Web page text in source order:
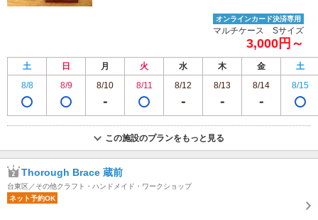
オンラインカード決済専用
マルチケース Sサイズ
3,000円～
土 日 月 火 水 木 金
土
8/8
8/9 8/10 8/11 8/12 8/13 8/14 8/15
この施設のプランをもっと見る
Thorough Brace 蔵前
台東区／その他クラフト・ハンドメイド・ワークショップ
ネット予約OK